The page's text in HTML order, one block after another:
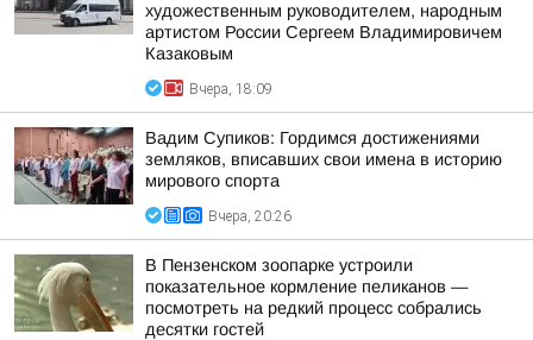
художественным руководителем, народным
артистом России Сергеем Владимировичем
Казаковым
Вчера, 18:09
Вадим Супиков: Гордимся достижениями
земляков, вписавших свои имена в историю
мирового спорта
Вчера, 20:26
В Пензенском зоопарке устроили
показательное кормление пеликанов —
посмотреть на редкий процесс собрались
десятки гостей